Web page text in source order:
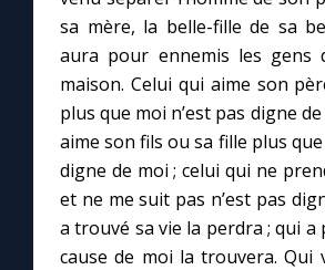
L'Évangile chaque jour
Les premiers samedis du mois
Marie qui défait les nœuds
Me consacrer à Jésus par Marie
sa mère, la belle-fille de sa
aura pour ennemis les gens
maison. Celui qui aime son
plus que moi n’est pas digne
aime son fils ou sa fille plus que
digne de moi ; celui qui ne
et ne me suit pas n’est pas
a trouvé sa vie la perdra ; qui a
cause de moi la trouvera. Qui